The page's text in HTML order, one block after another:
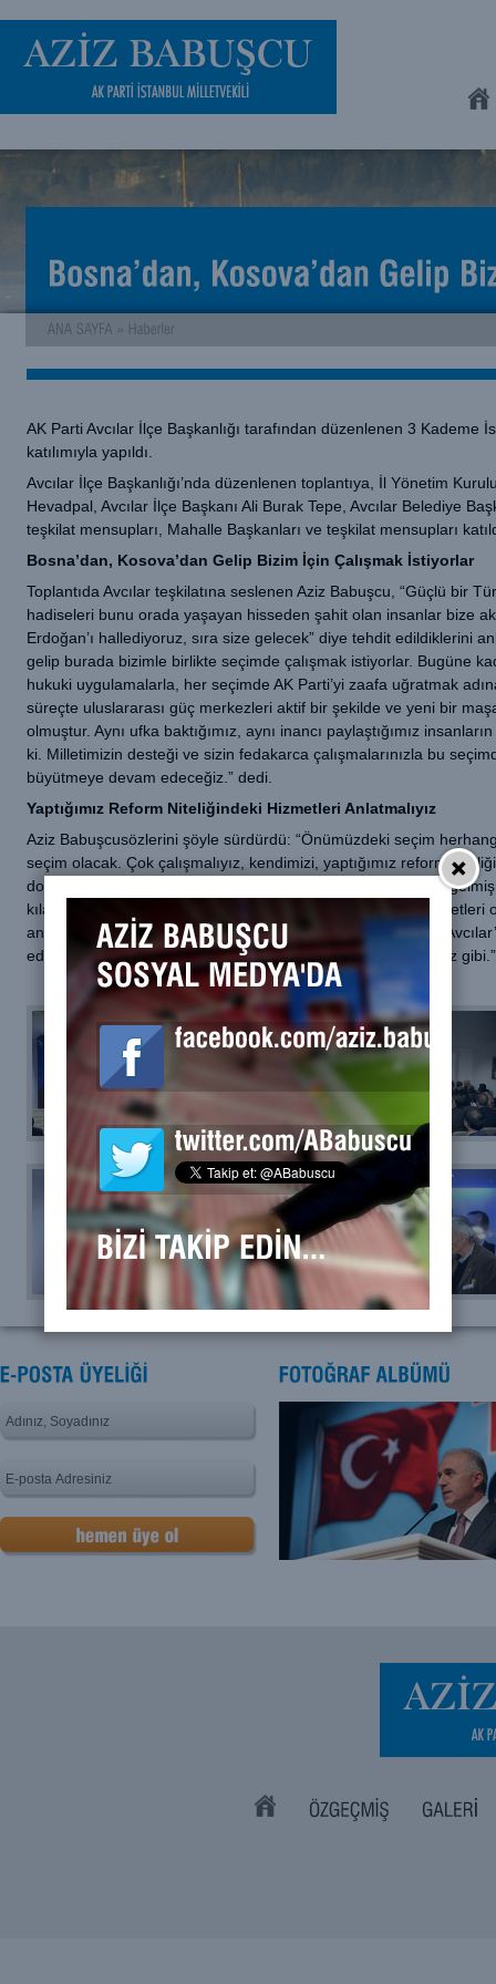
AK Parti Avcılar İlçe Başkanlığı tarafından düzenlenen 3 Kademe
katılımıyla yapıldı.
Avcılar İlçe Başkanlığı’nda düzenlenen toplantıya, İl Yönetim
Hevadpal, Avcılar İlçe Başkanı Ali Burak Tepe, Avcılar Belediye
teşkilat mensupları, Mahalle Başkanları ve teşkilat mensupları
Bosna’dan, Kosova’dan Gelip Bizim İçin Çalışmak İstiyorlar
Toplantıda Avcılar teşkilatına seslenen Aziz Babuşcu, “Güçlü bir
hadiseleri bunu orada yaşayan hisseden şahit olan insanlar bize
Erdoğan’ı hallediyoruz, sıra size gelecek” diye tehdit edildiklerini
gelip burada bizimle birlikte seçimde çalışmak istiyorlar. Bugüne
hukuki uygulamalarla, her seçimde AK Parti’yi zaafa uğratmak
süreçte uluslararası güç merkezleri aktif bir şekilde ve yeni bir
olmuştur. Aynı ufka baktığımız, aynı inancı paylaştığımız
ki. Milletimizin desteği ve sizin fedakarca çalışmalarınızla bu
büyütmeye devam edeceğiz.” dedi.
Yaptığımız Reform Niteliğindeki Hizmetleri Anlatmalıyız
Aziz Babuşcusözlerini şöyle sürdürdü: “Önümüzdeki seçim
seçim olacak. Çok çalışmalıyız, kendimizi, yaptığımız reform
dolaşarak milletimizin gönlüne nüfuz etmeliyiz. Marka haline gelmiş
kılabilmemiz için gerek ev sohbetleri olsun, gerek esnaf ziyaretleri
anlamalıyız ve kendimizi anlatmalıyız. 30 Mart seçimlerinde
edeceğiz. Diğer ilçelerdeki arkadaşlarımıza teslim edeceğimiz